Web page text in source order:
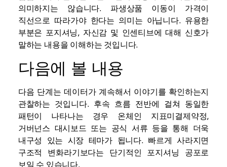
의미하지는 않습니다. 파생상품 이동이 가격이
직선으로 따라가야 한다는 의미는 아닙니다. 유용한
부분은 포지셔닝, 자신감 및 인센티브에 대해 신호가
말하는 내용을 이해하는 것입니다.
다음에 볼 내용
다음 단계는 데이터가 계속해서 이야기를 확인하는지
관찰하는 것입니다. 후속 흐름 전반에 걸쳐 동일한
패턴이 나타나는 경우 온체인 지표미결제약정,
거버넌스 대시보드 또는 공식 서류 등을 통해 더욱
내구성 있는 시장 테마가 됩니다. 빠르게 사라지면
구조적 변화라기보다는 단기적인 포지셔닝 공포로
보일 수 있습니다.